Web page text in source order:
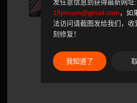
发任意信息到获得最新网址:
18jmcom@gmail.com，如
法访问请截图发给我们，收
刻修复！
我知道了